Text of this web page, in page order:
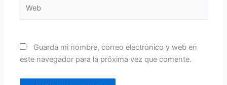
Guarda mi nombre, correo electrónico y web en
este navegador para la próxima vez que comente.